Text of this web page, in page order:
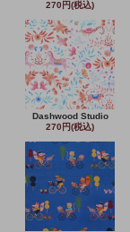
270円(税込)
Dashwood Studio
270円(税込)